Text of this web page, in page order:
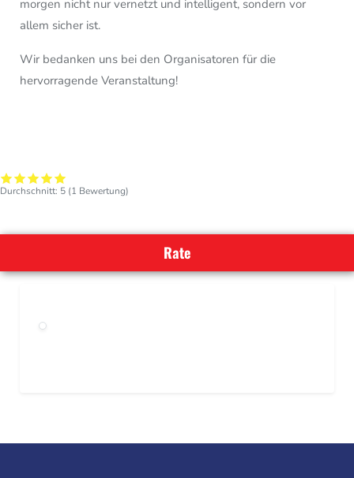
morgen nicht nur vernetzt und intelligent, sondern vor
allem sicher ist.
Wir bedanken uns bei den Organisatoren für die
hervorragende Veranstaltung!
Durchschnitt: 5 (1 Bewertung)